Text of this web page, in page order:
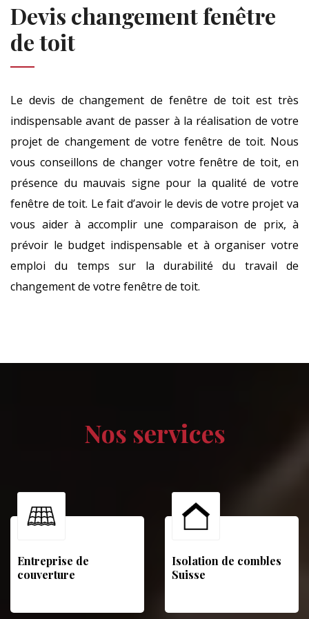
Devis changement fenêtre
de toit
Le devis de changement de fenêtre de toit est très
indispensable avant de passer à la réalisation de votre
projet de changement de votre fenêtre de toit. Nous
vous conseillons de changer votre fenêtre de toit, en
présence du mauvais signe pour la qualité de votre
fenêtre de toit. Le fait d’avoir le devis de votre projet va
vous aider à accomplir une comparaison de prix, à
prévoir le budget indispensable et à organiser votre
emploi du temps sur la durabilité du travail de
changement de votre fenêtre de toit.
Nos services
Entreprise de
couverture
Isolation de combles
Suisse